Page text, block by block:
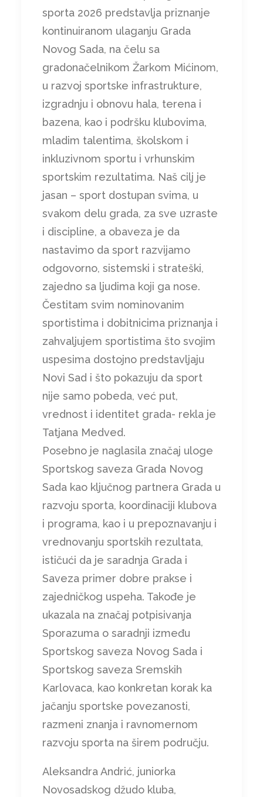
sporta 2026 predstavlja priznanje
kontinuiranom ulaganju Grada
Novog Sada, na čelu sa
gradonačelnikom Žarkom Mićinom,
u razvoj sportske infrastrukture,
izgradnju i obnovu hala, terena i
bazena, kao i podršku klubovima,
mladim talentima, školskom i
inkluzivnom sportu i vrhunskim
sportskim rezultatima. Naš cilj je
jasan – sport dostupan svima, u
svakom delu grada, za sve uzraste
i discipline, a obaveza je da
nastavimo da sport razvijamo
odgovorno, sistemski i strateški,
zajedno sa ljudima koji ga nose.
Čestitam svim nominovanim
sportistima i dobitnicima priznanja i
zahvaljujem sportistima što svojim
uspesima dostojno predstavljaju
Novi Sad i što pokazuju da sport
nije samo pobeda, već put,
vrednost i identitet grada- rekla je
Tatjana Medved.
Posebno je naglasila značaj uloge
Sportskog saveza Grada Novog
Sada kao ključnog partnera Grada u
razvoju sporta, koordinaciji klubova
i programa, kao i u prepoznavanju i
vrednovanju sportskih rezultata,
ističući da je saradnja Grada i
Saveza primer dobre prakse i
zajedničkog uspeha. Takođe je
ukazala na značaj potpisivanja
Sporazuma o saradnji između
Sportskog saveza Novog Sada i
Sportskog saveza Sremskih
Karlovaca, kao konkretan korak ka
jačanju sportske povezanosti,
razmeni znanja i ravnomernom
razvoju sporta na širem području.
Aleksandra Andrić, juniorka
Novosadskog džudo kluba,